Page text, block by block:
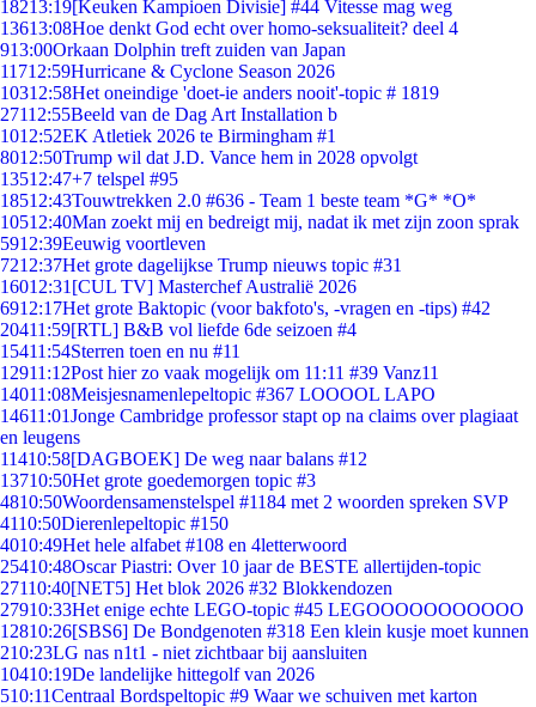
18213:19[Keuken Kampioen Divisie] #44 Vitesse mag weg
13613:08Hoe denkt God echt over homo-seksualiteit? deel 4
913:00Orkaan Dolphin treft zuiden van Japan
11712:59Hurricane & Cyclone Season 2026
10312:58Het oneindige 'doet-ie anders nooit'-topic # 1819
27112:55Beeld van de Dag Art Installation b
1012:52EK Atletiek 2026 te Birmingham #1
8012:50Trump wil dat J.D. Vance hem in 2028 opvolgt
13512:47+7 telspel #95
18512:43Touwtrekken 2.0 #636 - Team 1 beste team *G* *O*
10512:40Man zoekt mij en bedreigt mij, nadat ik met zijn zoon sprak
5912:39Eeuwig voortleven
7212:37Het grote dagelijkse Trump nieuws topic #31
16012:31 [CUL TV] Masterchef Australië 2026
6912:17Het grote Baktopic (voor bakfoto's, -vragen en -tips) #42
20411:59[RTL] B&B vol liefde 6de seizoen #4
15411:54Sterren toen en nu #11
12911:12Post hier zo vaak mogelijk om 11:11 #39 Vanz11
14011:08Meisjesnamenlepeltopic #367 LOOOOL LAPO
14611:01Jonge Cambridge professor stapt op na claims over plagiaat
en leugens
11410:58[DAGBOEK] De weg naar balans #12
13710:50Het grote goedemorgen topic #3
4810:50Woordensamenstelspel #1184 met 2 woorden spreken SVP
4110:50Dierenlepeltopic #150
4010:49Het hele alfabet #108 en 4letterwoord
25410:48Oscar Piastri: Over 10 jaar de BESTE allertijden-topic
27110:40[NET5] Het blok 2026 #32 Blokkendozen
27910:33Het enige echte LEGO-topic #45 LEGOOOOOOOOOOO
12810:26[SBS6] De Bondgenoten #318 Een klein kusje moet kunnen
210:23LG nas n1t1 - niet zichtbaar bij aansluiten
10410:19De landelijke hittegolf van 2026
510:11Centraal Bordspeltopic #9 Waar we schuiven met karton